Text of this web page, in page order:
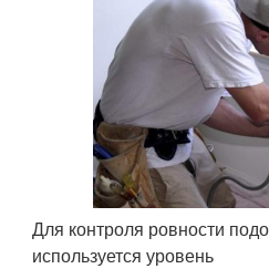
Для контроля ровности
используется уровень